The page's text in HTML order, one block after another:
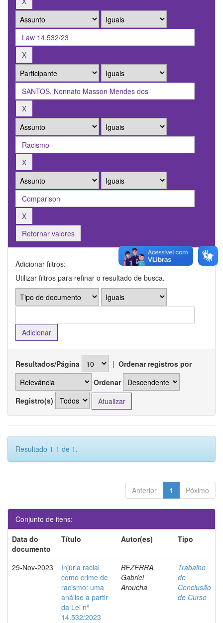
Retornar valores
Adicionar filtros:
Utilizar filtros para refinar o resultado de busca.
Resultados/Página | Ordenar registros por
Ordenar
Registro(s)
Resultado 1-1 de 1.
Anterior 1 Póximo
Conjunto de itens:
Data do
documento
Título Autor(es) Tipo
29-Nov-2023
Injúria racial
como crime de
racismo: uma
análise a partir
da Lei nº
14.532/2023
BEZERRA,
Gabriel
Aroucha
Trabalho
de
Conclusão
de Curso